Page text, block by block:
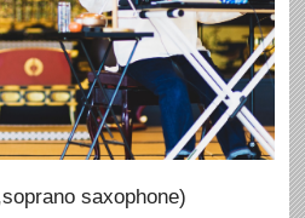
saxophone)